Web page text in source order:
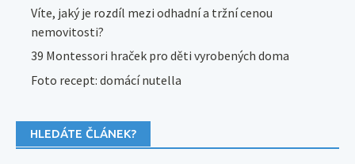
Víte, jaký je rozdíl mezi odhadní a tržní cenou
nemovitosti?
39 Montessori hraček pro děti vyrobených doma
Foto recept: domácí nutella
HLEDÁTE ČLÁNEK?